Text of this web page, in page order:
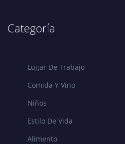
Categoría
Lugar De Trabajo
Comida Y Vino
Niños
Estilo De Vida
Alimento